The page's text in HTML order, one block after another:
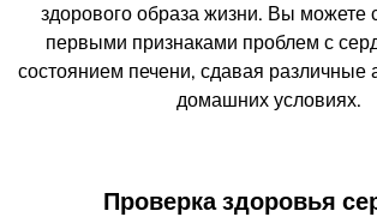
здорового образа жизни. Вы можете
первыми признаками проблем с
состоянием печени, сдавая различные
домашних условиях.
Проверка здоровья